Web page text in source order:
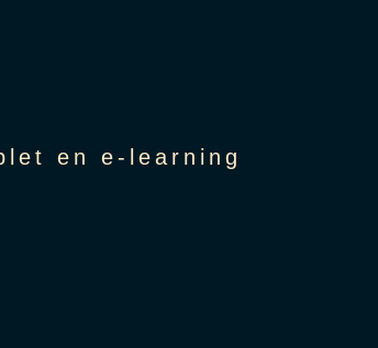
en e-learning